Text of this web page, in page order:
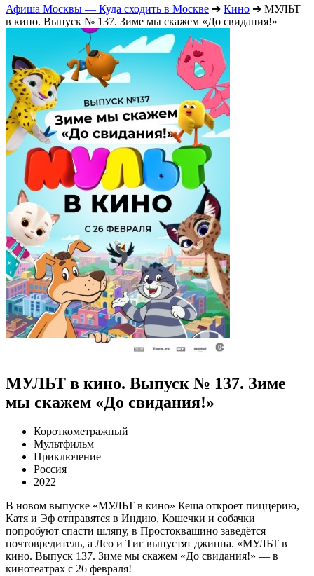
Афиша Москвы — Куда сходить в Москве ➔ Кино ➔ МУЛЬТ
в кино. Выпуск № 137. Зиме мы скажем «До свидания!»
МУЛЬТ в кино. Выпуск № 137. Зиме
мы скажем «До свидания!»
Короткометражный
Мультфильм
Приключение
Россия
2022
В новом выпуске «МУЛЬТ в кино» Кеша откроет пиццерию,
Катя и Эф отправятся в Индию, Кошечки и собачки
попробуют спасти шляпу, в Простоквашино заведётся
почтовредитель, а Лео и Тиг выпустят джинна. «МУЛЬТ в
кино. Выпуск 137. Зиме мы скажем «До свидания!» — в
кинотеатрах с 26 февраля!